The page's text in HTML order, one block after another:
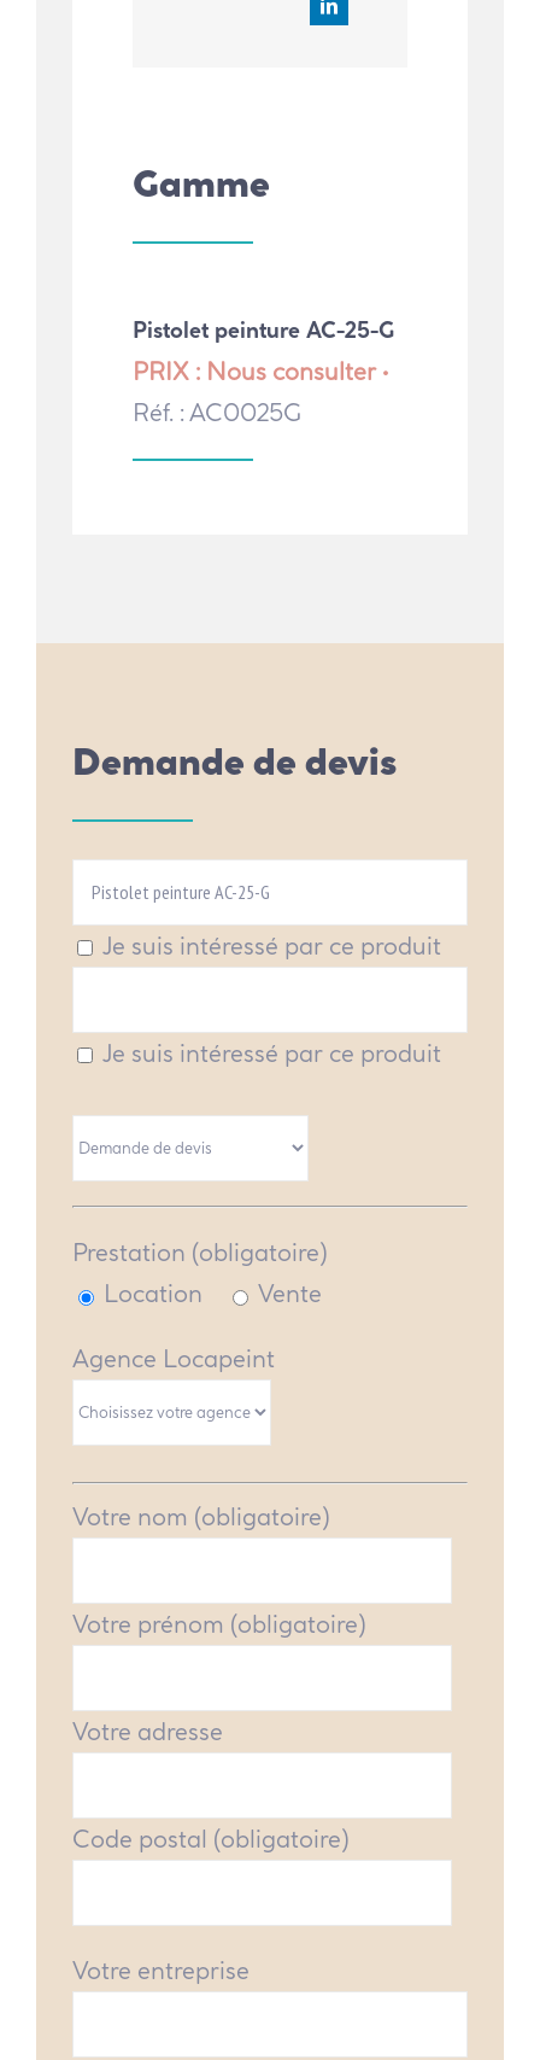
Gamme
Pistolet peinture AC-25-G
PRIX : Nous consulter •
Réf. : AC0025G
Demande de devis
Je suis intéressé par ce produit
Je suis intéressé par ce produit
Prestation (obligatoire)
Location
Vente
Agence Locapeint
Votre nom (obligatoire)
Votre prénom (obligatoire)
Votre adresse
Code postal (obligatoire)
Votre entreprise